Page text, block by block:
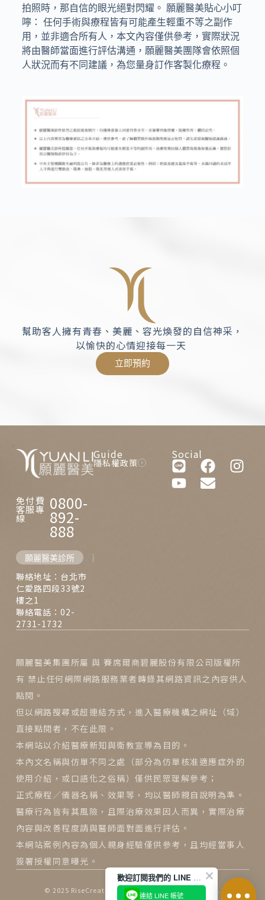
拍照時，那自信的眼光絕對閃耀。 願麗醫美貼心小叮
嚀： 任何手術與療程皆有可能產生輕重不等之副作
用，並非適合所有人，本文內容僅供參考，實際狀況
將由醫師當面進行評估溝通，願麗醫美團隊會依照個
人狀況而有不同建議，為您量身訂作客製化療程。
幫助客人擁有青春、美麗、容光煥發的自信神采，
以愉快的心情迎接每一天
立即預約
免付費
客服專
線
0800-
892-
888
願麗醫美診所 西門麗思醫美診所
聯絡地址：台北市
仁愛路四段33號2
樓之1
聯絡電話：02-
2731-1732
Guide
隱私權政策
Social
願麗醫美集團所屬 與 賽席爾商碧麗股份有限公司版權所
有 禁止任何網際網路服務業者轉錄其網路資訊之內容供人
點閱。
但以網路搜尋或超連結方式，進入醫療機構之網址（域）
直接點閱者，不在此限。
本網站以介紹醫療新知與衛教宣導為目的。
本內文名稱與仿單不同之處（部分為仿單核准適應症外的
使用介紹，或口語化之俗稱）僅供民眾理解參考；
正式療程／儀器名稱、效果等，均以醫師親自說明為準。
醫療行為皆有其風險，且際治療效果因人而異，實際治療
內容與改善程度請與醫師面對面進行評估。
本網站案例內容為個人親身經驗僅供參考，且均經當事人
簽署授權同意曝光。
© 2025 RiseCreatives 展躍網路 All Rights Reserved.
歡迎訂閱我們的 LINE 官方帳號
連結 LINE 帳號